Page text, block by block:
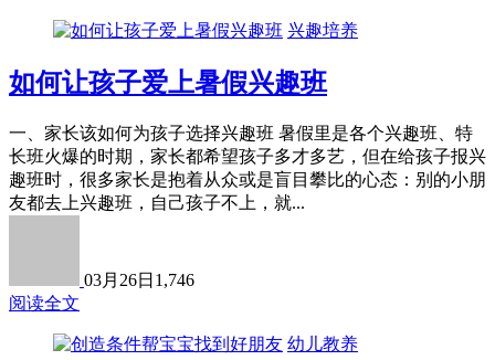
兴趣培养
如何让孩子爱上暑假兴趣班
一、家长该如何为孩子选择兴趣班 暑假里是各个兴趣班、特
长班火爆的时期，家长都希望孩子多才多艺，但在给孩子报兴
趣班时，很多家长是抱着从众或是盲目攀比的心态：别的小朋
友都去上兴趣班，自己孩子不上，就...
03月26日 1,746
阅读全文
幼儿教养